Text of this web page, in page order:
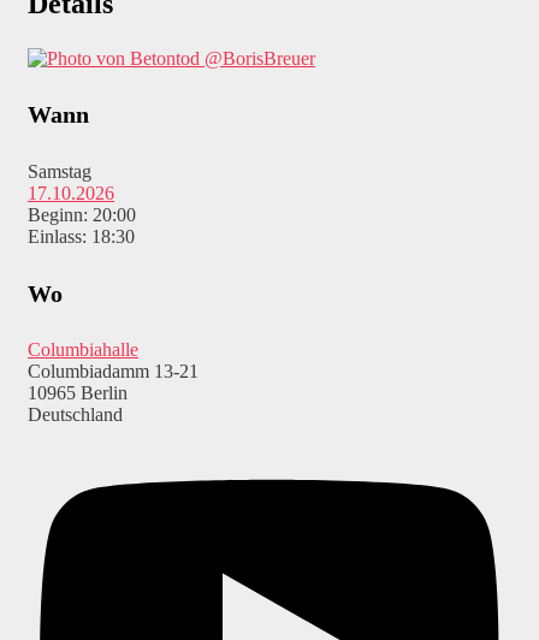
@BorisBreuer
Wann
Samstag
17.10.2026
Beginn: 20:00
Einlass: 18:30
Wo
Columbiahalle
Columbiadamm 13-21
10965 Berlin
Deutschland